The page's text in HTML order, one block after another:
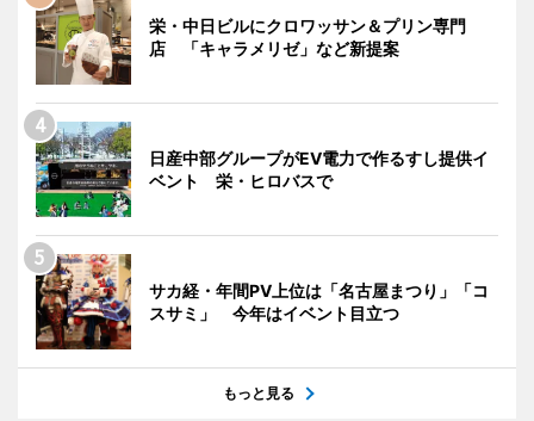
栄・中日ビルにクロワッサン＆プリン専門
店 「キャラメリゼ」など新提案
日産中部グループがEV電力で作るすし提供イ
ベント 栄・ヒロバスで
サカ経・年間PV上位は「名古屋まつり」「コ
スサミ」 今年はイベント目立つ
もっと見る